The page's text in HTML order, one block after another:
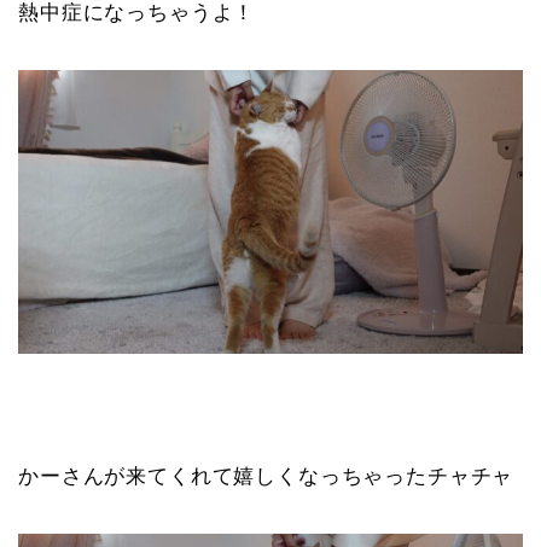
熱中症になっちゃうよ！
かーさんが来てくれて嬉しくなっちゃったチャチャ